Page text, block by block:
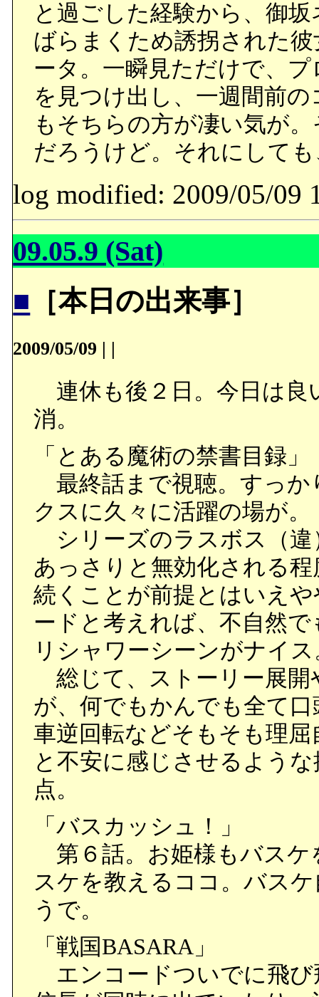
と過ごした経験から、御
ばらまくため誘拐された
ータ。一瞬見ただけで、
を見つけ出し、一週間前
もそちらの方が凄い気が
だろうけど。それにして
log modified: 2009/05/09
09.05.9 (Sat)
■ ［本日の出来事］
2009/05/09 | |
連休も後２日。今日は良
消。
「とある魔術の禁書目録」
最終話まで視聴。すっか
クスに久々に活躍の場が。
シリーズのラスボス（違
あっさりと無効化される
続くことが前提とはいえ
ードと考えれば、不自然
リシャワーシーンがナイス
総じて、ストーリー展開
が、何でもかんでも全て
車逆回転などそもそも理
と不安に感じさせるよう
点。
「バスカッシュ！」
第６話。お姫様もバスケ
スケを教えるココ。バス
うで。
「戦国BASARA」
エンコードついでに飛び